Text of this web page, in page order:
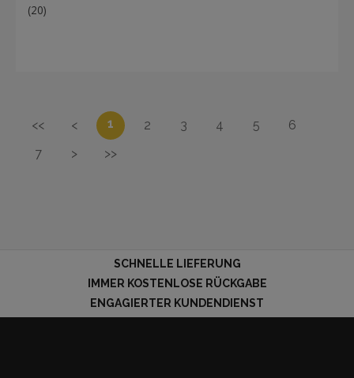
(20)
<< < 1 2 3 4 5
6
7
> >>
SCHNELLE LIEFERUNG
IMMER KOSTENLOSE RÜCKGABE
ENGAGIERTER KUNDENDIENST